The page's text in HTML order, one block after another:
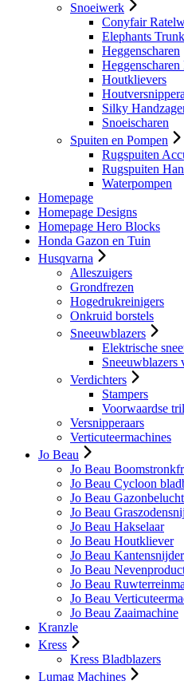
Snoeiwerk
Conyfair
Elephants Trunk
Heggenscharen
Heggenscharen
Houtklievers
Silky
Snoeischaren
Spuiten en Pompen
Rugspuiten
Rugspuiten
Waterpompen
Homepage
Homepage Designs
Homepage Hero Blocks
Honda Gazon en Tuin
Husqvarna
Alleszuigers
Grondfrezen
Hogedrukreinigers
Onkruid borstels
Sneeuwblazers
Elektrische
Sneeuwblazers
Verdichters
Stampers
Voorwaardse
Versnipperaars
Verticuteermachines
Jo Beau
Jo Beau
Jo Beau Cycloon
Jo Beau
Jo Beau
Jo Beau Hakselaar
Jo Beau Houtkliever
Jo Beau Kantensnijder
Jo Beau
Jo Beau
Jo Beau
Jo Beau Zaaimachine
Kranzle
Kress
Kress Bladblazers
Lumag Machines